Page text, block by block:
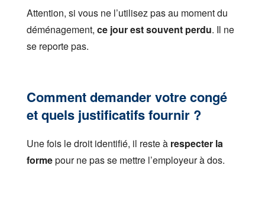
Attention, si vous ne l’utilisez pas au moment du
déménagement, ce jour est souvent perdu. Il ne
se reporte pas.
Comment demander votre congé
et quels justificatifs fournir ?
Une fois le droit identifié, il reste à respecter la
formepour ne pas se mettre l’employeur à dos.